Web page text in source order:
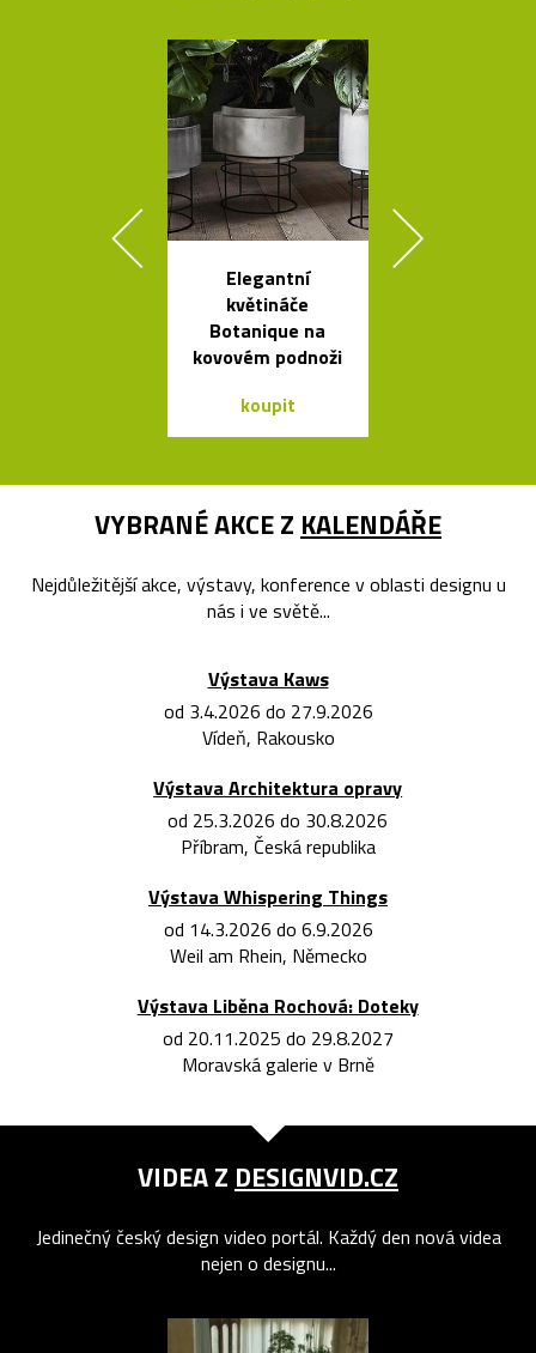
Elegantní
květináče
Botanique na
kovovém podnoži
koupit
VYBRANÉ AKCE Z KALENDÁŘE
Nejdůležitější akce, výstavy, konference v oblasti designu u
nás i ve světě...
Výstava Kaws
od 3.4.2026 do 27.9.2026
Vídeň, Rakousko
Výstava Architektura opravy
od 25.3.2026 do 30.8.2026
Příbram, Česká republika
Výstava Whispering Things
od 14.3.2026 do 6.9.2026
Weil am Rhein, Německo
Výstava Liběna Rochová: Doteky
od 20.11.2025 do 29.8.2027
Moravská galerie v Brně
VIDEA Z DESIGNVID.CZ
Jedinečný český design video portál. Každý den nová videa
nejen o designu...